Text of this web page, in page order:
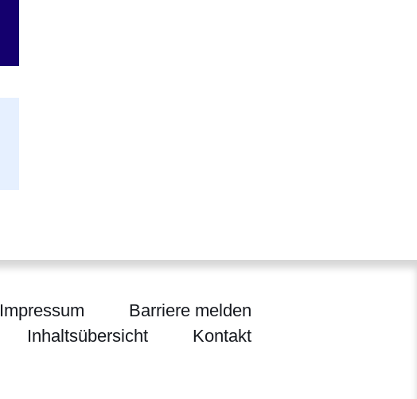
Impressum
Barriere melden
Inhaltsübersicht
Kontakt